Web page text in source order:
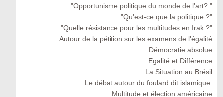
"Opportunisme politique du monde de l'art? "
"Qu'est-ce que la politique ?"
"Quelle résistance pour les multitudes en Irak ?"
Autour de la pétition sur les examens de l'égalité
Démocratie absolue
Egalité et Différence
La Situation au Brésil
Le débat autour du foulard dit islamique.
Multitude et élection américaine